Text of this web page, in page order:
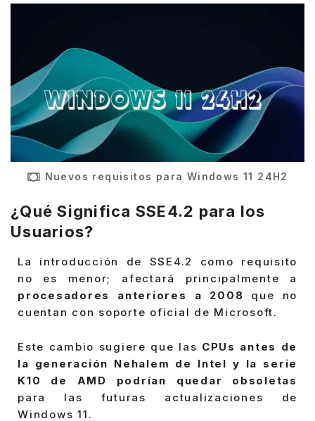
Nuevos requisitos para Windows 11 24H2
¿Qué Significa SSE4.2 para los
Usuarios?
La introducción de SSE4.2 como requisito
no es menor; afectará principalmente a
procesadores anteriores a 2008 que no
cuentan con soporte oficial de Microsoft.
Este cambio sugiere que las CPUs antes de
la generación Nehalem de Intel y la serie
K10 de AMD podrían quedar obsoletas
para las futuras actualizaciones de
Windows 11.